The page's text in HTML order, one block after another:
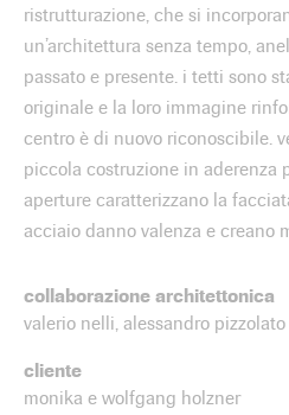
ristrutturazione, che si
un’architettura senza tempo,
passato e presente. i tetti sono
originale e la loro immagine
centro è di nuovo riconoscibile.
piccola costruzione in aderenza
aperture caratterizzano la
acciaio danno valenza e creano
collaborazione architettonica
valerio nelli, alessandro pizzolato
cliente
monika e wolfgang holzner